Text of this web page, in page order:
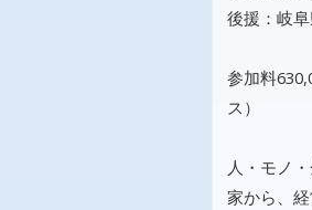
後援：岐
参加料
ス）
人・モノ
家から、